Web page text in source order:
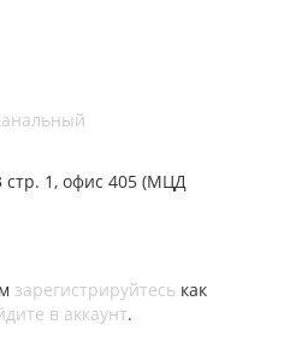
стр. 1, офис 405 (МЦД
зарегистрируйтесь как
в аккаунт.